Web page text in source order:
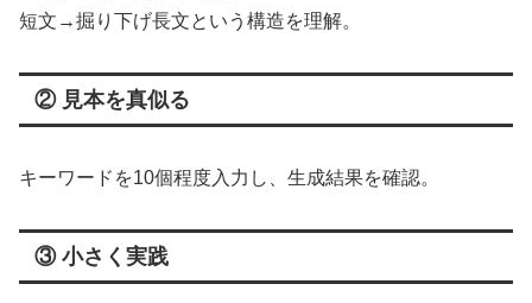
短文→掘り下げ長文という構造を理解。
② 見本を真似る
キーワードを10個程度入力し、生成結果を確認。
③ 小さく実践